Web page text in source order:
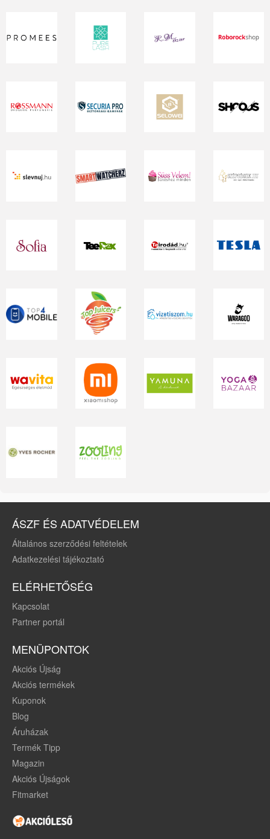
ÁSZF ÉS ADATVÉDELEM
Általános szerződési feltételek
Adatkezelési tájékoztató
ELÉRHETŐSÉG
Kapcsolat
Partner portál
MENÜPONTOK
Akciós Újság
Akciós termékek
Kuponok
Blog
Áruházak
Termék Tipp
Magazin
Akciós Újságok
Fitmarket